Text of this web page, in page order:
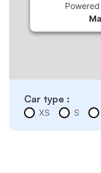
Car type :
XS S